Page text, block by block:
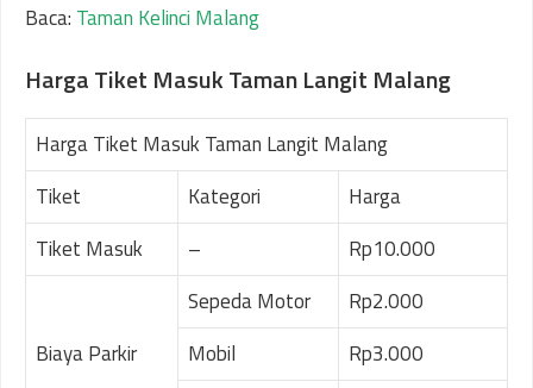
Baca: Taman Kelinci Malang
Harga Tiket Masuk Taman Langit Malang
Harga Tiket Masuk Taman Langit Malang
Tiket
Kategori
Harga
Tiket Masuk
– Rp10.000
Biaya Parkir
Sepeda Motor
Rp2.000
Mobil
Rp3.000